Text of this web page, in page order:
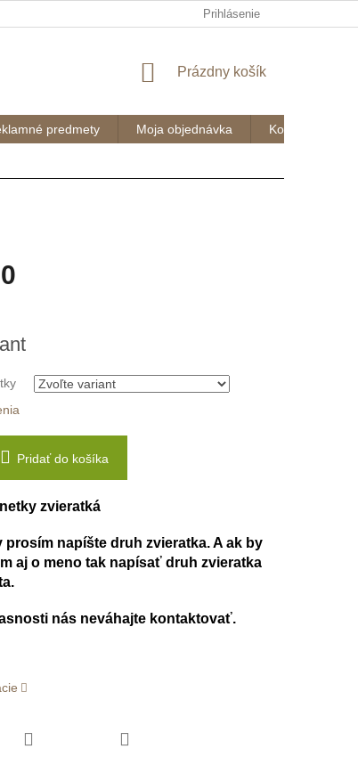
OCHRANA OSOBNÝCH ÚDAJOV A
Prihlásenie
NÁKUPNÝ
Prázdny košík
predmety Moja objednávka Kontakty
Pridať do košíka
zvieratká
prosím napíšte druh zvieratka. A ak by
aj o meno tak napísať druh zvieratka
nás neváhajte kontaktovať.